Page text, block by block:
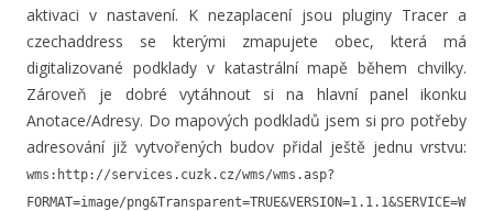
aktivaci v nastavení. K nezaplacení jsou pluginy Tracer a
czechaddress se kterými zmapujete obec, která má
digitalizované podklady v katastrální mapě během chvilky.
Zároveň je dobré vytáhnout si na hlavní panel ikonku
Anotace/Adresy. Do mapových podkladů jsem si pro potřeby
adresování již vytvořených budov přidal ještě jednu vrstvu:
wms:http://services.cuzk.cz/wms/wms.asp?
FORMAT=image/png&Transparent=TRUE&VERSION=1.1.1&SERVICE=W